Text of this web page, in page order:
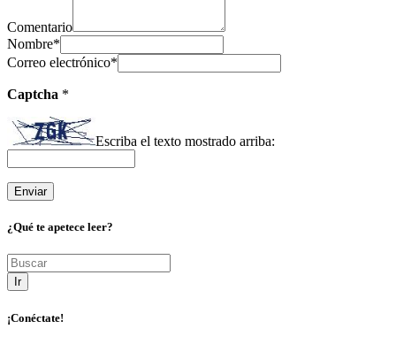
Comentario
Nombre*
Correo electrónico*
Captcha *
Escriba el texto mostrado arriba:
¿Qué te apetece leer?
Ir
¡Conéctate!